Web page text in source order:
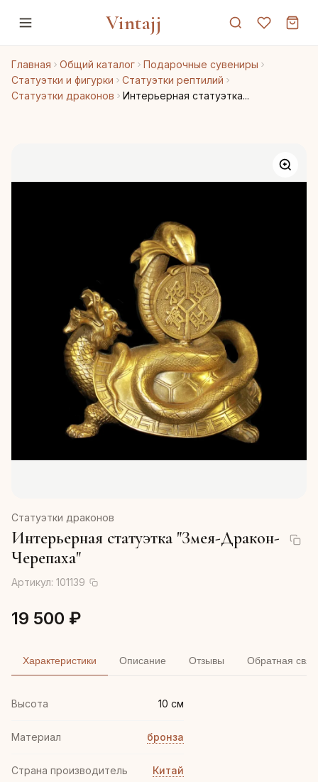
Vintajj
Главная Общий каталог
Подарочные сувениры
Статуэтки и фигурки
Статуэтки рептилий
Статуэтки драконов
Интерьерная статуэтка...
Статуэтки драконов
Интерьерная статуэтка "Змея-Дракон-
Черепаха"
Артикул: 101139
19 500 ₽
Характеристики Описание Отзывы Обратная
Высота 10 см
Материал бронза
Страна производитель Китай